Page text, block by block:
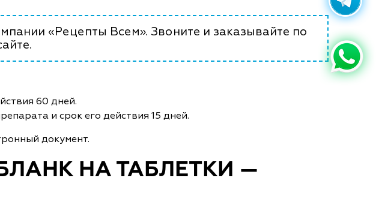
«Рецепты Всем». Звоните и заказывайте по
60 дней.
и срок его действия 15 дней.
документ.
НА ТАБЛЕТКИ —